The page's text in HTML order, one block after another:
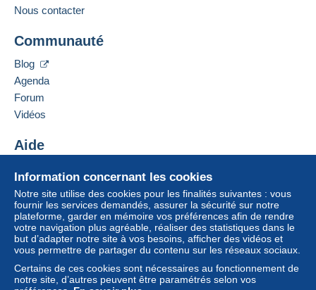
Information concernant les cookies
Notre site utilise des cookies pour les finalités suivantes : vous
fournir les services demandés, assurer la sécurité sur notre
plateforme, garder en mémoire vos préférences afin de rendre
votre navigation plus agréable, réaliser des statistiques dans le
but d’adapter notre site à vos besoins, afficher des vidéos et
vous permettre de partager du contenu sur les réseaux sociaux.
Certains de ces cookies sont nécessaires au fonctionnement de
notre site, d’autres peuvent être paramétrés selon vos
Nous contacter
Communauté
Blog
Agenda
Forum
Vidéos
Aide
Acheter sur Delcampe
Vendre sur Delcampe
Un site sécurisé